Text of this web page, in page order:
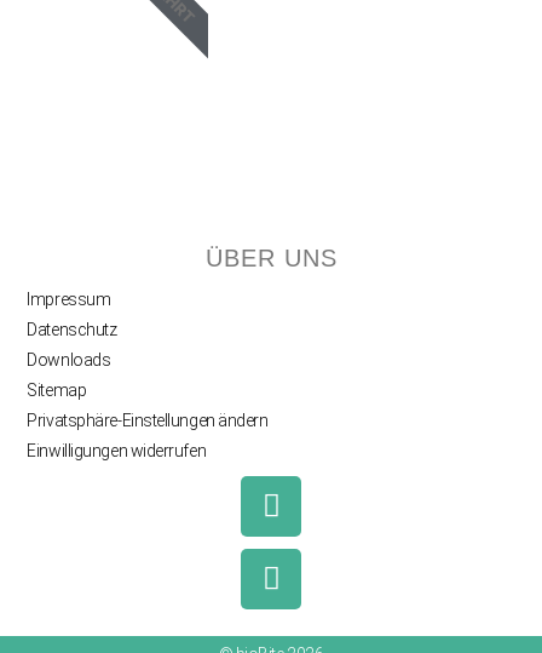
ÜBER UNS
Impressum
Datenschutz
Downloads
Sitemap
Privatsphäre-Einstellungen ändern
Einwilligungen widerrufen